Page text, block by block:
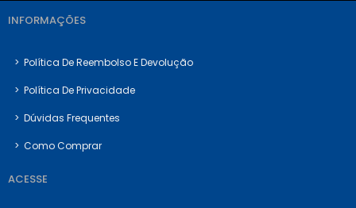
INFORMAÇÕES
> Política De Reembolso E Devolução
> Política De Privacidade
> Dúvidas Frequentes
> Como Comprar
ACESSE